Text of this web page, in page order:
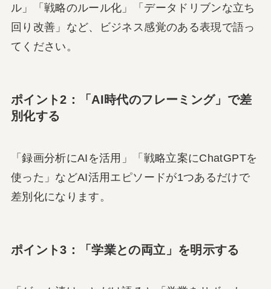
ル」「戦略のルール化」「データドリブンな立ち
回り改善」など、ビジネス感覚のある表現で語っ
てください。
ポイント2：「AI時代のフレーミング」で差
別化する
「録画分析にAIを活用」「戦略立案にChatGPTを
使った」などAI活用エピソードが1つあるだけで
差別化になります。
ポイント3：「学業との両立」を明示する